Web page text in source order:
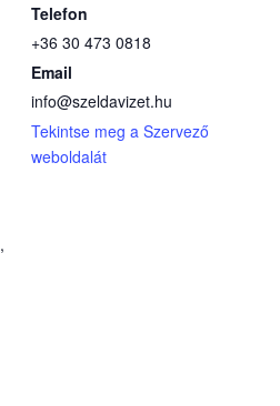
,
Telefon
+36 30 473 0818
Email
info@szeldavizet.hu
Tekintse meg a Szervező
weboldalát